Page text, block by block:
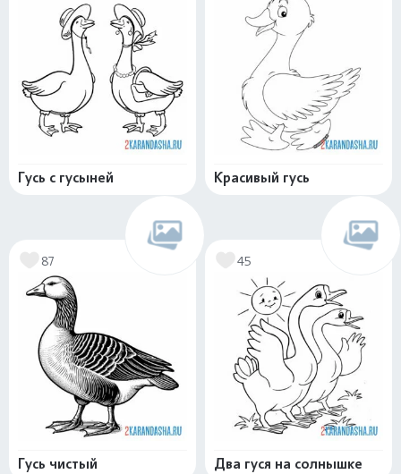
Гусь с гусыней Красивый гусь
87
Гусь чистый
45
Два гуся на солнышке